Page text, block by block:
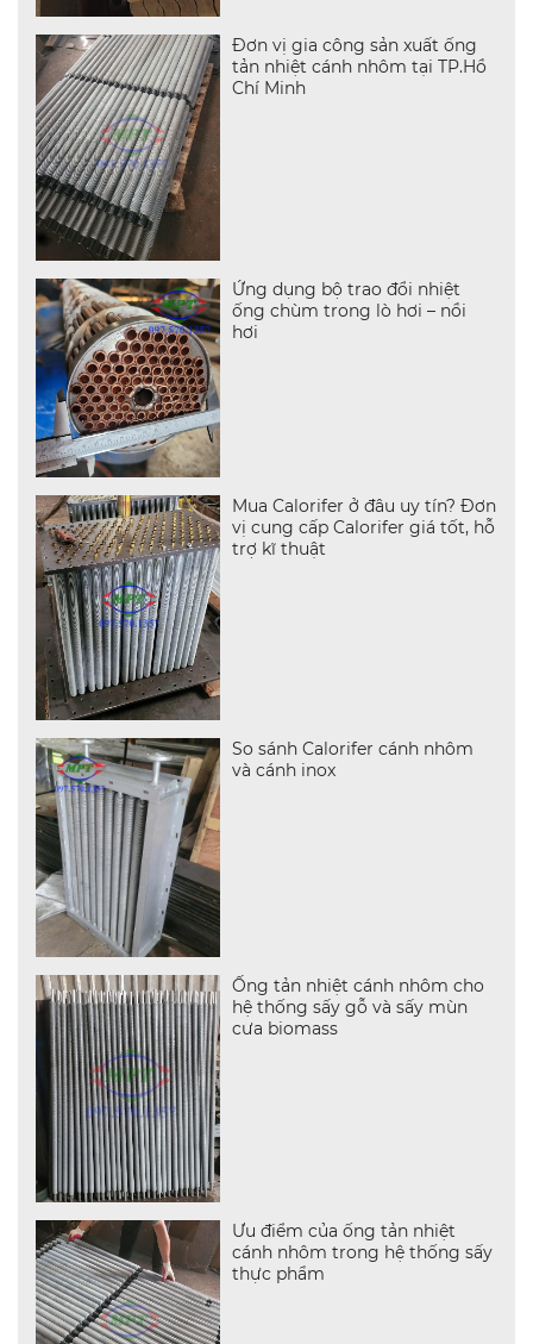
Đơn vị gia công sản xuất ống
tản nhiệt cánh nhôm tại TP.Hồ
Chí Minh
Ứng dụng bộ trao đổi nhiệt
ống chùm trong lò hơi – nồi
hơi
Mua Calorifer ở đâu uy tín? Đơn
vị cung cấp Calorifer giá tốt, hỗ
trợ kĩ thuật
So sánh Calorifer cánh nhôm
và cánh inox
Ống tản nhiệt cánh nhôm cho
hệ thống sấy gỗ và sấy mùn
cưa biomass
Ưu điểm của ống tản nhiệt
cánh nhôm trong hệ thống sấy
thực phẩm